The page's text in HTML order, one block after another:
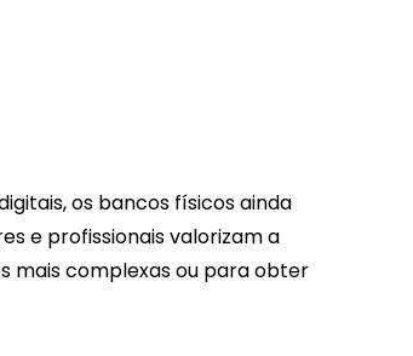
os bancos físicos ainda
e profissionais valorizam a
mais complexas ou para obter